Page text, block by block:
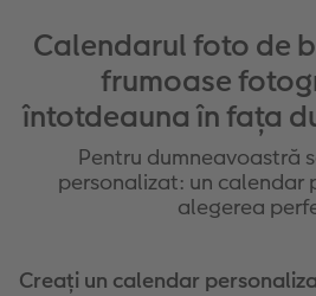
Calendarul foto de
frumoase
întotdeauna în fața
Pentru dumneavoastră
personalizat: un calendar
alegerea
Creați un calendar